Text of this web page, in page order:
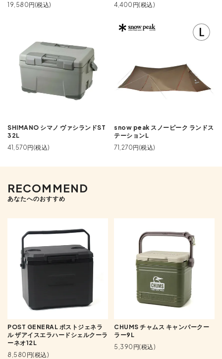
19,580円(税込)
4,400円(税込)
SHIMANO シマノ ヴァシランドST
32L
41,570円(税込)
snow peak スノーピーク ランドス
テーションL
71,270円(税込)
RECOMMEND
あなたへのおすすめ
POST GENERAL ポストジェネラ
ル ザアイスエラハードシェルクーラ
ーネオ12L
8,580円(税込)
CHUMS チャムス キャンパークー
ラー9L
5,390円(税込)